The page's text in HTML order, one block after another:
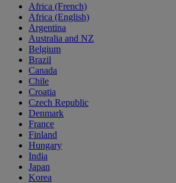
Africa (French)
Africa (English)
Argentina
Australia and NZ
Belgium
Brazil
Canada
Chile
Croatia
Czech Republic
Denmark
France
Finland
Hungary
India
Japan
Korea